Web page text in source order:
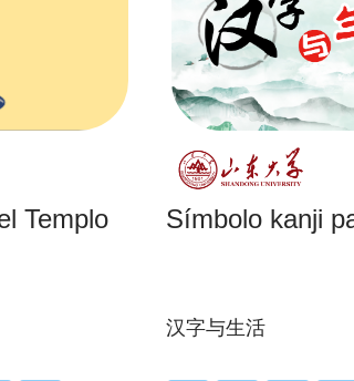
Templo
Símbolo kanji
汉字与生活